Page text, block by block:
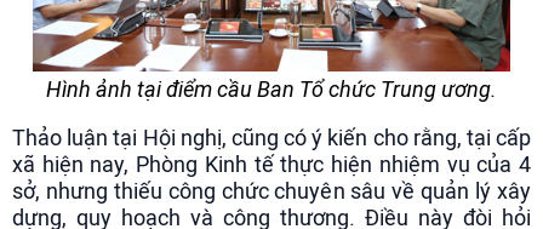
Hình ảnh tại điểm cầu Ban Tổ chức Trung ương.
Thảo luận tại Hội nghị, cũng có ý kiến cho rằng, tại cấp
xã hiện nay, Phòng Kinh tế thực hiện nhiệm vụ của 4
sở, nhưng thiếu công chức chuyên sâu về quản lý xây
dựng, quy hoạch và công thương. Điều này đòi hỏi